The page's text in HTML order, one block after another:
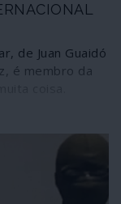
de Juan Guaidó
é membro da